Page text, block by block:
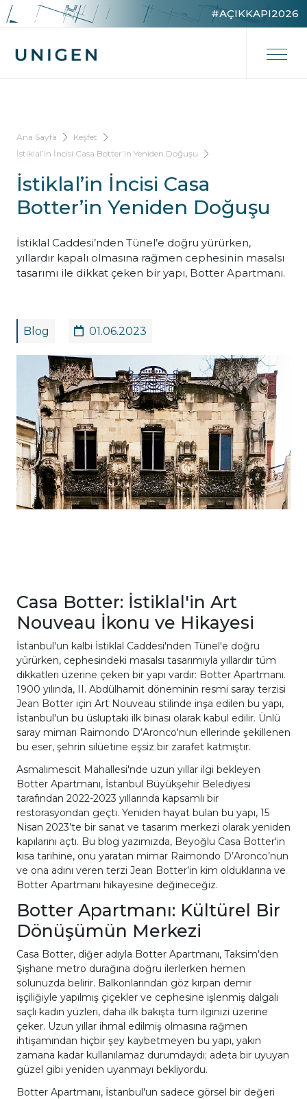
#AÇIKKAPI2026
Ana Sayfa
Keşfet
İstiklal’in İncisi Casa Botter’in Yeniden Doğuşu
İstiklal’in İncisi Casa
Botter’in Yeniden Doğuşu
İstiklal Caddesi’nden Tünel’e doğru yürürken,
yıllardır kapalı olmasına rağmen cephesinin masalsı
tasarımı ile dikkat çeken bir yapı, Botter Apartmanı.
Blog 01.06.2023
Casa Botter: İstiklal'in Art
Nouveau İkonu ve Hikayesi
İstanbul'un kalbi İstiklal Caddesi'nden Tünel'e doğru
yürürken, cephesindeki masalsı tasarımıyla yıllardır tüm
dikkatleri üzerine çeken bir yapı vardır: Botter Apartmanı.
1900 yılında, II. Abdülhamit döneminin resmi saray terzisi
Jean Botter için Art Nouveau stilinde inşa edilen bu yapı,
İstanbul'un bu üsluptaki ilk binası olarak kabul edilir. Ünlü
saray mimarı Raimondo D’Aronco'nun ellerinde şekillenen
bu eser, şehrin silüetine eşsiz bir zarafet katmıştır.
Asmalımescit Mahallesi'nde uzun yıllar ilgi bekleyen
Botter Apartmanı, İstanbul Büyükşehir Belediyesi
tarafından 2022-2023 yıllarında kapsamlı bir
restorasyondan geçti. Yeniden hayat bulan bu yapı, 15
Nisan 2023’te bir sanat ve tasarım merkezi olarak yeniden
kapılarını açtı. Bu blog yazımızda, Beyoğlu Casa Botter'in
kısa tarihine, onu yaratan mimar Raimondo D’Aronco’nun
ve ona adını veren terzi Jean Botter’in kim olduklarına ve
Botter Apartmanı hikayesine değineceğiz.
Botter Apartmanı: Kültürel Bir
Dönüşümün Merkezi
Casa Botter, diğer adıyla Botter Apartmanı, Taksim'den
Şişhane metro durağına doğru ilerlerken hemen
solunuzda belirir. Balkonlarından göz kırpan demir
işçiliğiyle yapılmış çiçekler ve cephesine işlenmiş dalgalı
saçlı kadın yüzleri, daha ilk bakışta tüm ilginizi üzerine
çeker. Uzun yıllar ihmal edilmiş olmasına rağmen
ihtişamından hiçbir şey kaybetmeyen bu yapı, yakın
zamana kadar kullanılamaz durumdaydı; adeta bir uyuyan
güzel gibi yeniden uyanmayı bekliyordu.
Botter Apartmanı, İstanbul'un sadece görsel bir değeri